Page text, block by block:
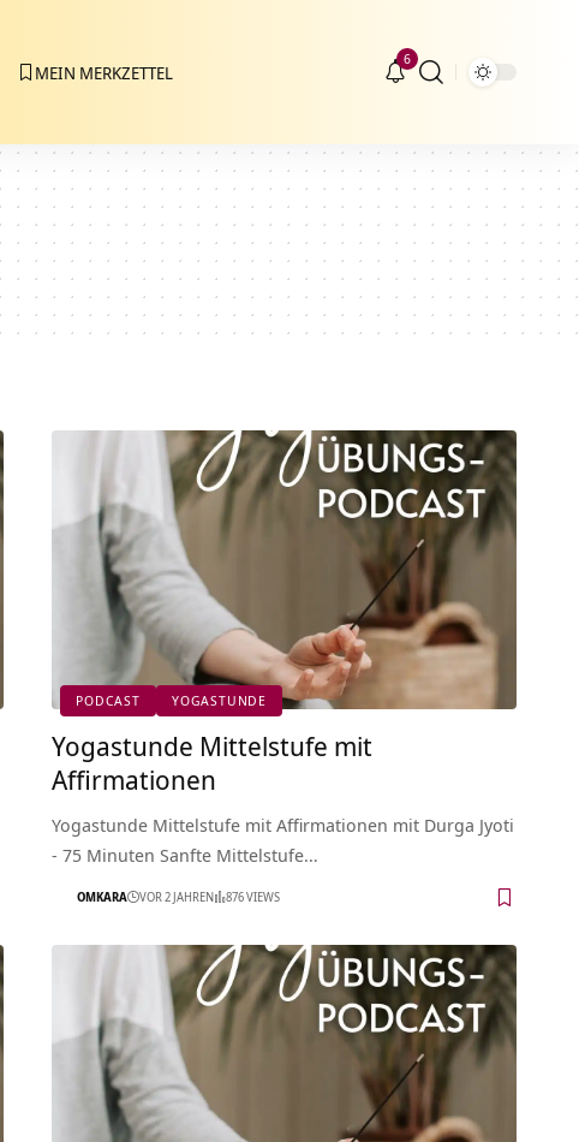
MEIN MERKZETTEL
6
PODCAST YOGASTUNDE
Yogastunde Mittelstufe mit
Affirmationen
Yogastunde Mittelstufe mit Affirmationen mit Durga Jyoti
- 75 Minuten Sanfte Mittelstufe…
OMKARA VOR 2 JAHREN 876 VIEWS